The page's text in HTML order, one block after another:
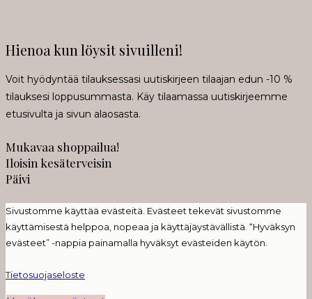
Hienoa kun löysit sivuilleni!
Voit hyödyntää tilauksessasi uutiskirjeen tilaajan edun -10 %
tilauksesi loppusummasta. Käy tilaamassa uutiskirjeemme
etusivulta ja sivun alaosasta.
Mukavaa shoppailua!
Iloisin kesäterveisin
Päivi
Sivustomme käyttää evästeitä. Evästeet tekevät sivustomme
käyttämisestä helppoa, nopeaa ja käyttäjäystävällistä. “Hyväksyn
evästeet” -nappia painamalla hyväksyt evästeiden käytön.
Tietosuojaseloste